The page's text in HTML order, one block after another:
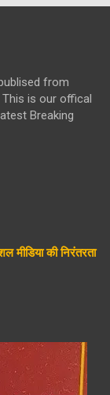
from
This is our offical
Breaking
मीडिया की निरंतरता